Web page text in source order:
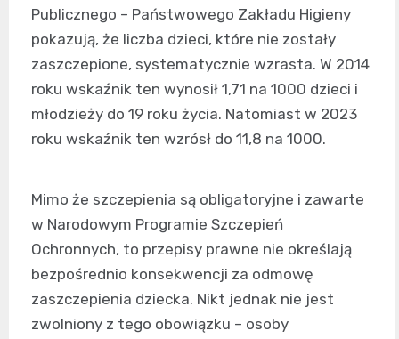
Publicznego – Państwowego Zakładu Higieny
pokazują, że liczba dzieci, które nie zostały
zaszczepione, systematycznie wzrasta. W 2014
roku wskaźnik ten wynosił 1,71 na 1000 dzieci i
młodzieży do 19 roku życia. Natomiast w 2023
roku wskaźnik ten wzrósł do 11,8 na 1000.
Mimo że szczepienia są obligatoryjne i zawarte
w Narodowym Programie Szczepień
Ochronnych, to przepisy prawne nie określają
bezpośrednio konsekwencji za odmowę
zaszczepienia dziecka. Nikt jednak nie jest
zwolniony z tego obowiązku – osoby